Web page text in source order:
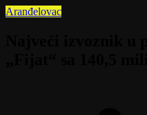
Aranđelovac